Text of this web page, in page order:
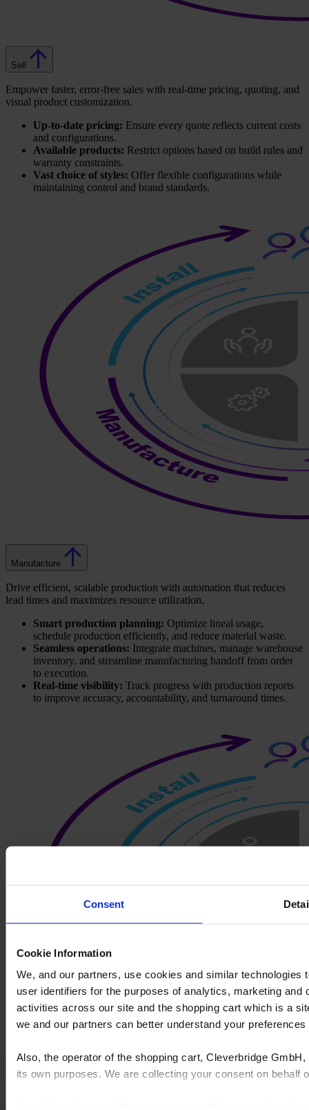
Consent
Cookie Information
We, and our partners, use cookies and similar
user identifiers for the purposes of analytics, marketing
activities across our site and the shopping cart which is a
we and our partners can better understand your
Also, the operator of the shopping cart, Cleverbridge
its own purposes. We are collecting your consent on
Sell
Empower faster, error-free sales with real-time pricing, quoting, and
visual product customization.
Up-to-date pricing: Ensure every quote reflects current costs
and configurations.
Available products: Restrict options based on build rules and
warranty constraints.
Vast choice of styles: Offer flexible configurations while
maintaining control and brand standards.
Manufacture
Drive efficient, scalable production with automation that reduces
lead times and maximizes resource utilization.
Smart production planning: Optimize lineal usage,
schedule production efficiently, and reduce material waste.
Seamless operations: Integrate machines, manage warehouse
inventory, and streamline manufacturing handoff from order
to execution.
Real-time visibility: Track progress with production reports
to improve accuracy, accountability, and turnaround times.
Install